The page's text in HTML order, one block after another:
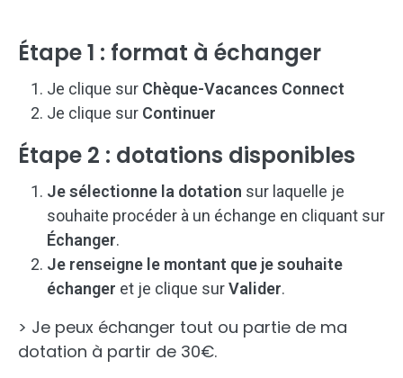
Étape 1 : format à échanger
Je clique sur Chèque-Vacances Connect
Je clique sur Continuer
Étape 2 : dotations disponibles
Je sélectionne la dotation sur laquelle je
souhaite procéder à un échange en cliquant sur
Échanger.
Je renseigne le montant que je souhaite
échanger et je clique surValider.
> Je peux échanger tout ou partie de ma
dotation à partir de 30€.